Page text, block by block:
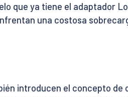
que ya tiene el adaptador
una costosa
introducen el concepto